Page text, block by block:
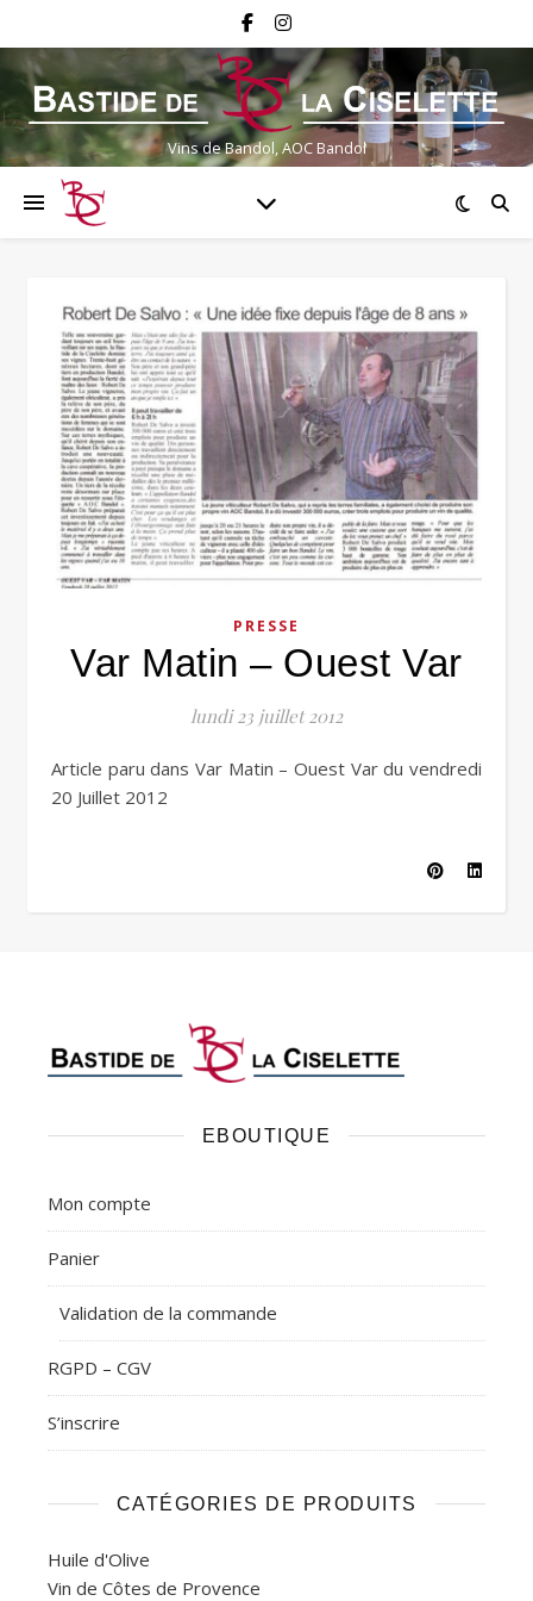
Vins de Bandol, AOC Bandol
PRESSE
Var Matin – Ouest Var
lundi 23 juillet 2012
Article paru dans Var Matin – Ouest Var du vendredi
20 Juillet 2012
EBOUTIQUE
Mon compte
Panier
Validation de la commande
RGPD – CGV
S’inscrire
CATÉGORIES DE PRODUITS
Huile d'Olive
Vin de Côtes de Provence